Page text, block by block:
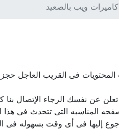
ويب بالصعيد
فى القريب العاجل
تعلن عن نفسك الرجاء الإتصال
المناسبه التى تتحدث فى
إليها فى أى وقت بسهوله فى